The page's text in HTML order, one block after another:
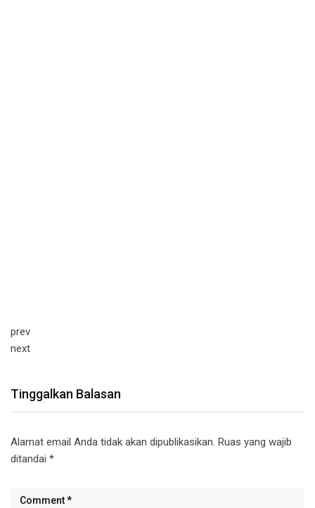
prev
next
Tinggalkan Balasan
Alamat email Anda tidak akan dipublikasikan. Ruas yang wajib
ditandai *